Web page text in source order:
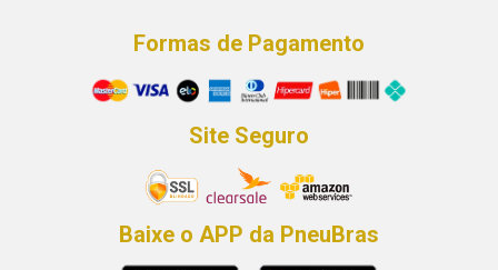
Formas de Pagamento
Site Seguro
Baixe o APP da PneuBras